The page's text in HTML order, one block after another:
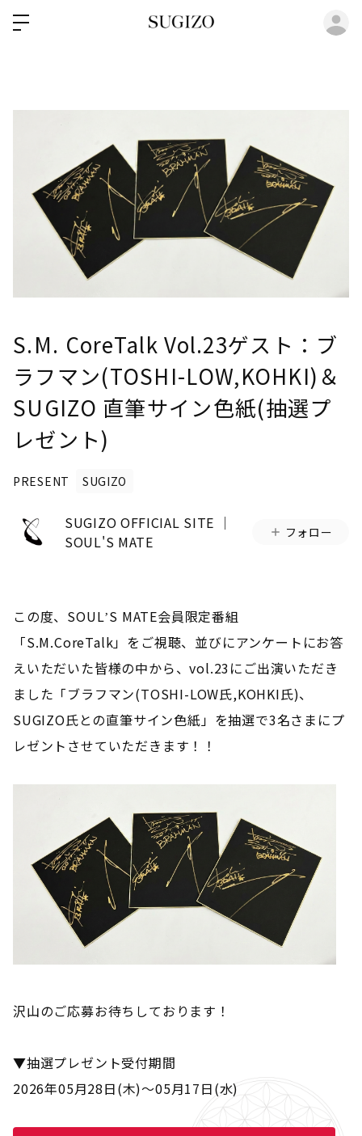
S.M. CoreTalk Vol.23ゲスト：ブ
ラフマン(TOSHI-LOW,KOHKI)＆
SUGIZO 直筆サイン色紙(抽選プ
レゼント)
PRESENT SUGIZO
SUGIZO OFFICIAL SITE │
SOUL'S MATE
フォロー
この度、SOULʼS MATE会員限定番組
「S.M.CoreTalk」をご視聴、並びにアンケートにお答
えいただいた皆様の中から、vol.23にご出演いただき
ました「ブラフマン(TOSHI-LOW氏,KOHKI氏)、
SUGIZO氏との直筆サイン色紙」を抽選で3名さまにプ
レゼントさせていただきます！！
沢山のご応募お待ちしております！
▼抽選プレゼント受付期間
2026年05月28日(木)～05月17日(水)